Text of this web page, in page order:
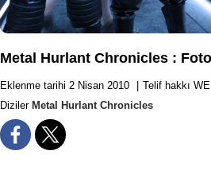
Metal Hurlant Chronicles :
Eklenme tarihi 2 Nisan 2010
Telif hakkı
Diziler Metal Hurlant Chronicles